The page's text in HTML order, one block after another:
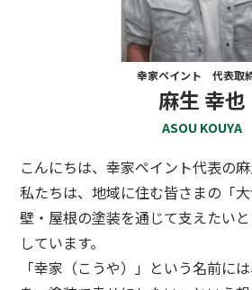
幸家ペイント 代表取
麻生 幸也
ASOU KOUYA
こんにちは、幸家ペイント代表の麻
私たちは、地域に住む皆さまの「
壁・屋根の塗装を通じて支えたい
しています。
「幸家（こうや）」という名前に